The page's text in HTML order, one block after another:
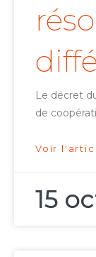
Le décret
de
Voir
15